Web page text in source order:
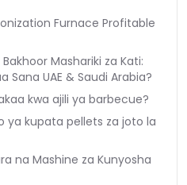
Furnace Profitable
Mashariki za Kati:
Sana UAE & Saudi Arabia?
kwa ajili ya barbecue?
ya kupata pellets za joto la
na Mashine za Kunyosha